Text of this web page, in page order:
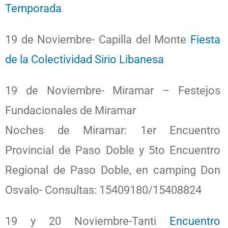
Temporada
19 de Noviembre- Capilla del Monte Fiesta
de la Colectividad Sirio Libanesa
19 de Noviembre- Miramar – Festejos
Fundacionales de Miramar
Noches de Miramar: 1er Encuentro
Provincial de Paso Doble y 5to Encuentro
Regional de Paso Doble, en camping Don
Osvalo- Consultas: 15409180/15408824
19 y 20 Noviembre-Tanti Encuentro